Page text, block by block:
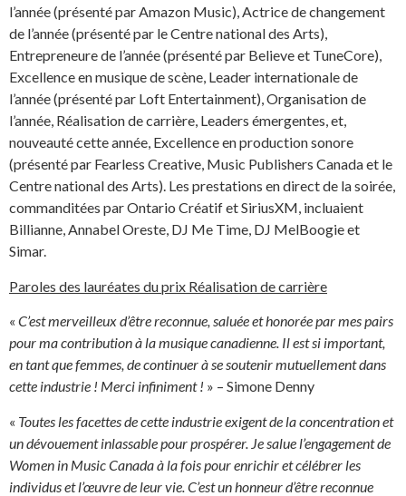
l’année (présenté par Amazon Music), Actrice de changement
de l’année (présenté par le Centre national des Arts),
Entrepreneure de l’année (présenté par Believe et TuneCore),
Excellence en musique de scène, Leader internationale de
l’année (présenté par Loft Entertainment), Organisation de
l’année, Réalisation de carrière, Leaders émergentes, et,
nouveauté cette année, Excellence en production sonore
(présenté par Fearless Creative, Music Publishers Canada et le
Centre national des Arts). Les prestations en direct de la soirée,
commanditées par Ontario Créatif et SiriusXM, incluaient
Billianne, Annabel Oreste, DJ Me Time, DJ MelBoogie et
Simar.
Paroles des lauréates du prix Réalisation de carrière
« C’est merveilleux d’être reconnue, saluée et honorée par mes pairs
pour ma contribution à la musique canadienne. Il est si important,
en tant que femmes, de continuer à se soutenir mutuellement dans
cette industrie ! Merci infiniment ! » – Simone Denny
« Toutes les facettes de cette industrie exigent de la concentration et
un dévouement inlassable pour prospérer. Je salue l’engagement de
Women in Music Canada à la fois pour enrichir et célébrer les
individus et l’œuvre de leur vie. C’est un honneur d’être reconnue